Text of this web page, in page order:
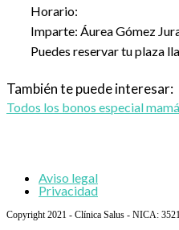
Horario:
Imparte: Áurea Gómez
Puedes reservar tu plaza
También te puede interesar:
Todos los bonos especial
Aviso legal
Privacidad
Copyright 2021 - Clínica Salus - NICA: 3521